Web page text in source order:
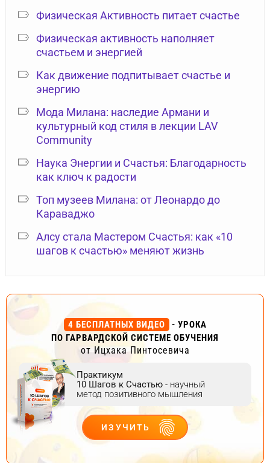
Физическая Активность питает счастье
Физическая активность наполняет
счастьем и энергией
Как движение подпитывает счастье и
энергию
Мода Милана: наследие Армани и
культурный код стиля в лекции LAV
Community
Наука Энергии и Счастья: Благодарность
как ключ к радости
Топ музеев Милана: от Леонардо до
Караваджо
Алсу стала Мастером Счастья: как «10
шагов к счастью» меняют жизнь
4 БЕСПЛАТНЫХ ВИДЕО
- УРОКА
ПО ГАРВАРДСКОЙ СИСТЕМЕ ОБУЧЕНИЯ
от Ицхака Пинтосевича
Практикум
10 Шагов к Счастью - научный
метод позитивного мышления
ИЗУЧИТЬ